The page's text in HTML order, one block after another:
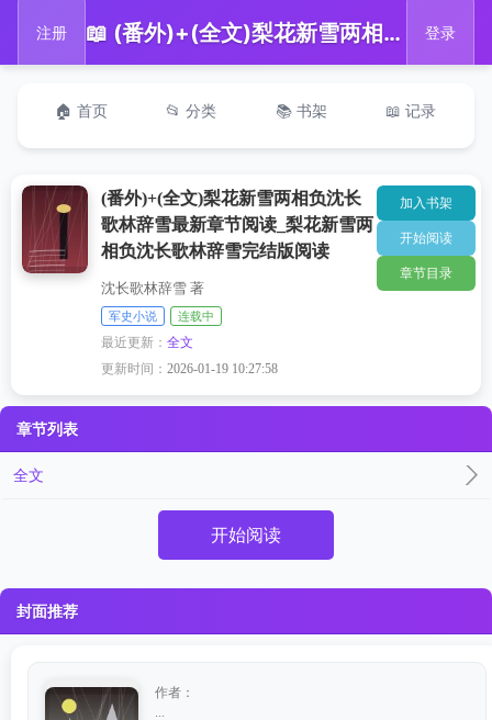
注册 📖 (番外)+(全文)梨花新雪两相负沈长歌林辞雪最新章节阅读_梨花新雪两相负沈长歌林辞雪完结版阅读 登录
🏠 首页 📂 分类 📚 书架 📖 记录
(番外)+(全文)梨花新雪两相负沈长
歌林辞雪最新章节阅读_梨花新雪两
相负沈长歌林辞雪完结版阅读
沈长歌林辞雪 著
军史小说 连载中
最近更新：全文
更新时间：2026-01-19 10:27:58
加入书架
开始阅读
章节目录
章节列表
全文
开始阅读
封面推荐
作者：